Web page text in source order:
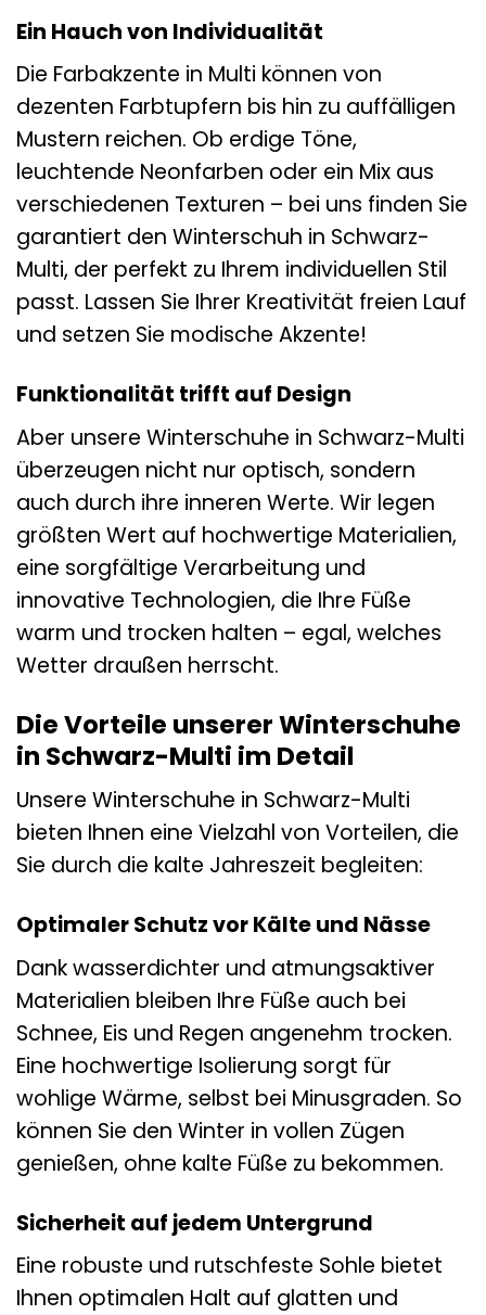
Ein Hauch von Individualität
Die Farbakzente in Multi können von
dezenten Farbtupfern bis hin zu auffälligen
Mustern reichen. Ob erdige Töne,
leuchtende Neonfarben oder ein Mix aus
verschiedenen Texturen – bei uns finden Sie
garantiert den Winterschuh in Schwarz-
Multi, der perfekt zu Ihrem individuellen Stil
passt. Lassen Sie Ihrer Kreativität freien Lauf
und setzen Sie modische Akzente!
Funktionalität trifft auf Design
Aber unsere Winterschuhe in Schwarz-Multi
überzeugen nicht nur optisch, sondern
auch durch ihre inneren Werte. Wir legen
größten Wert auf hochwertige Materialien,
eine sorgfältige Verarbeitung und
innovative Technologien, die Ihre Füße
warm und trocken halten – egal, welches
Wetter draußen herrscht.
Die Vorteile unserer Winterschuhe
in Schwarz-Multi im Detail
Unsere Winterschuhe in Schwarz-Multi
bieten Ihnen eine Vielzahl von Vorteilen, die
Sie durch die kalte Jahreszeit begleiten:
Optimaler Schutz vor Kälte und Nässe
Dank wasserdichter und atmungsaktiver
Materialien bleiben Ihre Füße auch bei
Schnee, Eis und Regen angenehm trocken.
Eine hochwertige Isolierung sorgt für
wohlige Wärme, selbst bei Minusgraden. So
können Sie den Winter in vollen Zügen
genießen, ohne kalte Füße zu bekommen.
Sicherheit auf jedem Untergrund
Eine robuste und rutschfeste Sohle bietet
Ihnen optimalen Halt auf glatten und